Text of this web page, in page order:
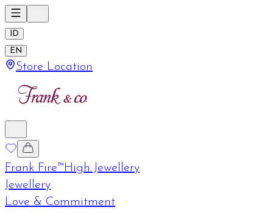
ID
EN
Store Location
Frank Fire™High Jewellery
Jewellery
Love & Commitment